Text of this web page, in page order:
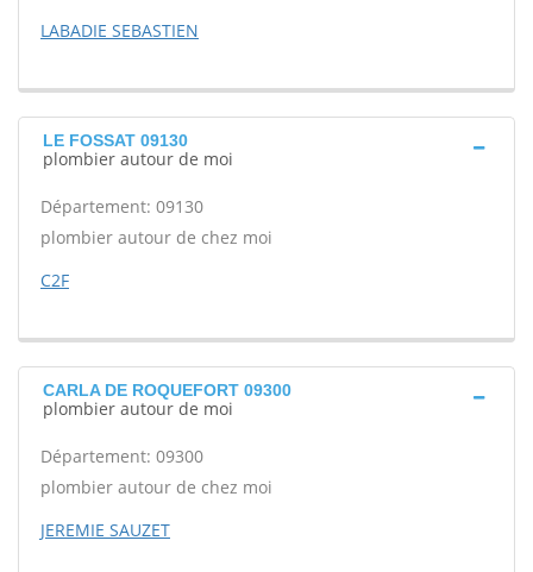
LABADIE SEBASTIEN
LE FOSSAT 09130
plombier autour de moi
Département: 09130
plombier autour de chez moi
C2F
CARLA DE ROQUEFORT 09300
plombier autour de moi
Département: 09300
plombier autour de chez moi
JEREMIE SAUZET